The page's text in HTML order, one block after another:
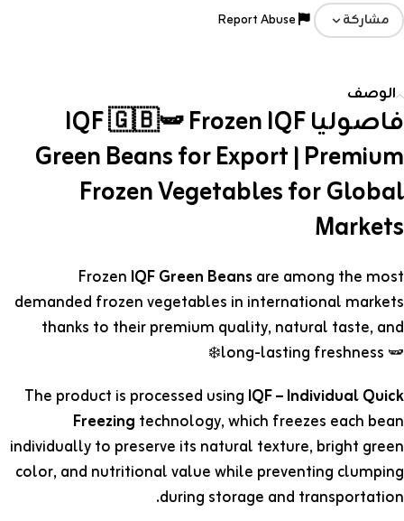
مشاركة
الوصف
فاصوليا IQF 🇬🇧🫛 Frozen IQF
Green Beans for Export | Premium
Frozen Vegetables for Global
Markets
Frozen IQF Green Beansare among the most
demanded frozen vegetables in international markets
thanks to their premium quality, natural taste, and
long-lasting freshness 🫛❄️
The product is processed using IQF – Individual Quick
Freezing technology, which freezes each bean
individually to preserve its natural texture, bright green
color, and nutritional value while preventing clumping
during storage and transportation.